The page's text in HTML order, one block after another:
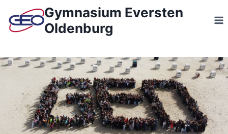
Inhalt
springen
Gymnasium Eversten
Oldenburg